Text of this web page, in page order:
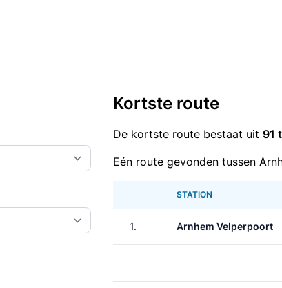
Kortste route
De kortste route bestaat uit 91
Eén route gevonden tussen
STATION
1. Arnhem Velperpoort